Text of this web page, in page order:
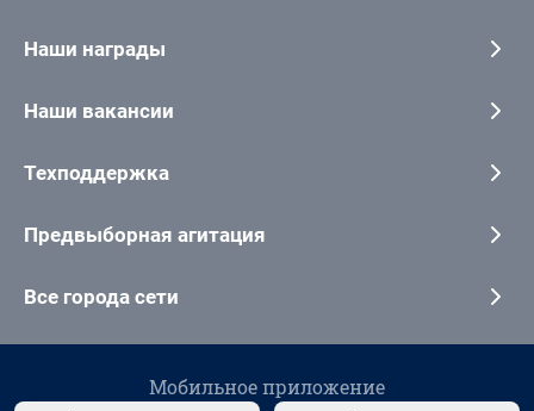
Наши награды
Наши вакансии
Техподдержка
Предвыборная агитация
Все города сети
Мобильное приложение